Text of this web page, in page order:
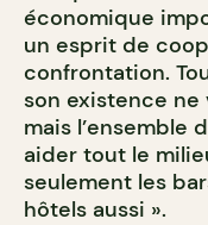
économique
un esprit de
confrontation.
son existence ne
mais l’ensemble
aider tout le
seulement les
hôtels aussi ».